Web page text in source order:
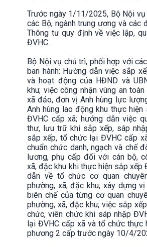
Trước ngày 1/11/2025, Bộ Nội
các Bộ, ngành trung ương và các
Thông tư quy định về việc lập,
ĐVHC.
Bộ Nội vụ chủ trì, phối hợp với
ban hành: Hướng dẫn việc sắp
và hoạt động của HĐND và
khu; việc công nhận vùng an
xã đảo, đơn vị Anh hùng lực
Anh hùng lao động khu thực
ĐVHC cấp xã; hướng dẫn việc
thư, lưu trữ khi sắp xếp, sáp
sắp xếp, tổ chức lại ĐVHC cấp
chuẩn chức danh, ngạch và chế
lương, phụ cấp đối với cán bộ,
xã, đặc khu khi thực hiện sắp xếp
dẫn về tổ chức cơ quan
phường, xã, đặc khu; xây dựng
biên chế của từng cơ quan
phường, xã, đặc khu; việc sắp
chức, viên chức khi sáp nhập
lại ĐVHC cấp xã và tổ chức thực
phương 2 cấp trước ngày 10/4/